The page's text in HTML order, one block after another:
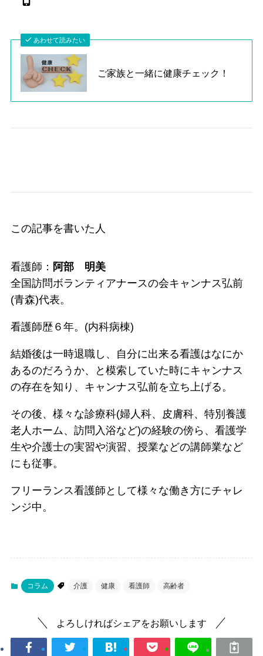
あわせて読みたい
ご家族と一緒に健康チェック！
この記事を書いた人
看護師： 阿部 明美
全国訪問ボランティアナースの会キャンナス弘前
(青森)代表。
看護師歴６年。(内科病棟)
結婚後は一時退職し、自分に出来る看護はなにか
あるのだろうか、と模索していた時にキャンナス
の存在を知り、キャンナス弘前を立ち上げる。
その後、様々な診療科(婦人科、皮膚科、特別養護
老人ホーム、訪問入浴など)の経験の傍ら、看護学
生や介護士の実習や演習、授業などの講師業など
にも従事。
フリーランス看護師として様々な働き方にチャレ
ンジ中。
コラム 介護 健康 看護師 高齢者
よろしければシェアをお願いします